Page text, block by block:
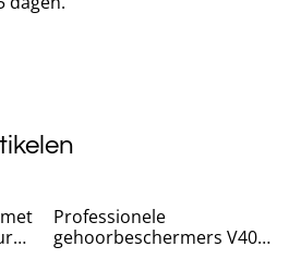
Professionele
gehoorbeschermers V40